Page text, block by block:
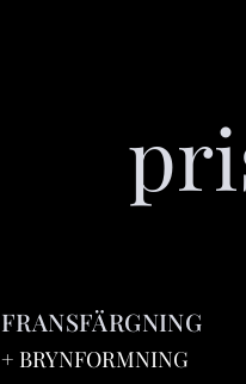
FRANSFÄRGNING
+